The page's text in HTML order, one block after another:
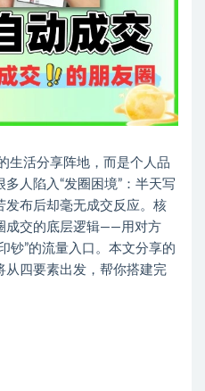
生活分享阵地，而是个人品
人陷入“发圈困境”：半天写
发布后却毫无成交反应。核
成交的底层逻辑——用对方
钞”的流量入口。本文分享的
从四要素出发，帮你搭建完